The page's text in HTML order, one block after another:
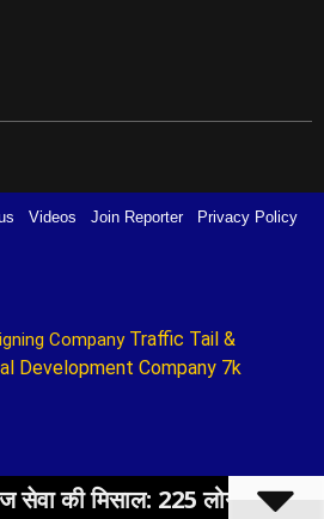
Videos Join Reporter Privacy Policy
Company Traffic Tail &
Development Company 7k
225 लोगों का हुआ निःशुल्क